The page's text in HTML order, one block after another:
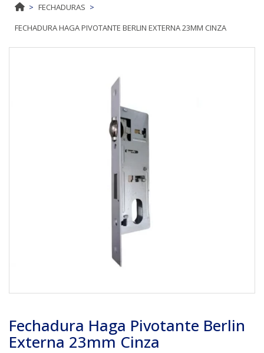
FECHADURAS
FECHADURA HAGA PIVOTANTE BERLIN EXTERNA 23MM CINZA
Fechadura Haga Pivotante Berlin
Externa 23mm Cinza